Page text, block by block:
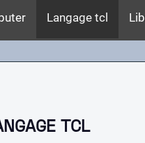
Langage tcl
TCL